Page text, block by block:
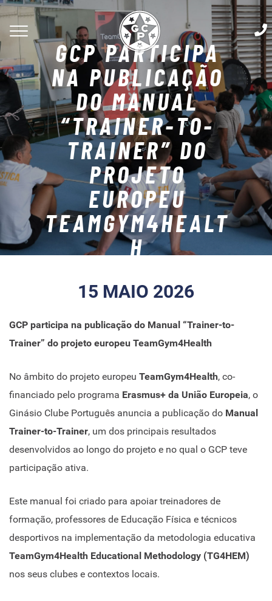
GCP PARTICIPA
NA PUBLICAÇÃO
DO MANUAL
“TRAINER-TO-
TRAINER” DO
PROJETO
EUROPEU
TEAMGYM4HEALT
H
15 MAIO 2026
GCP participa na publicação do Manual “Trainer-to-
Trainer” do projeto europeu TeamGym4Health
No âmbito do projeto europeu TeamGym4Health, co-
financiado pelo programa Erasmus+ da União Europeia, o
Ginásio Clube Português anuncia a publicação do Manual
Trainer-to-Trainer, um dos principais resultados
desenvolvidos ao longo do projeto e no qual o GCP teve
participação ativa.
Este manual foi criado para apoiar treinadores de
formação, professores de Educação Física e técnicos
desportivos na implementação da metodologia educativa
TeamGym4Health Educational Methodology (TG4HEM)
nos seus clubes e contextos locais.